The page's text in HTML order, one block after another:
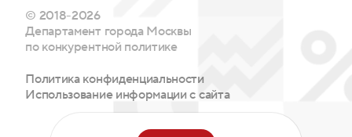
© 2018-2026
Департамент города Москвы
по конкурентной политике
Политика конфиденциальности
Использование информации с сайта